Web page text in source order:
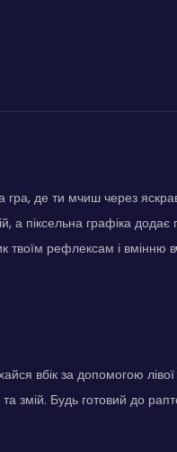
де ти мчиш через
а піксельна графіка
твоїм рефлексам і
вбік за допомогою
змій. Будь готовий до